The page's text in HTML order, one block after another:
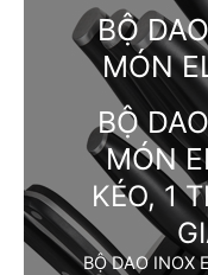
BỘ
MÓN
BỘ
MÓN
KÉO, 1
BỘ DAO INOX